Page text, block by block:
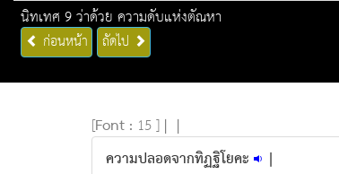
นิทเทศ 9 ว่าด้วย ความดับแห่งตัณหา
ก่อนหน้า ถัดไป
[Font : 15 ] | |
ความปลอดจากทิฏฐิโยคะ |